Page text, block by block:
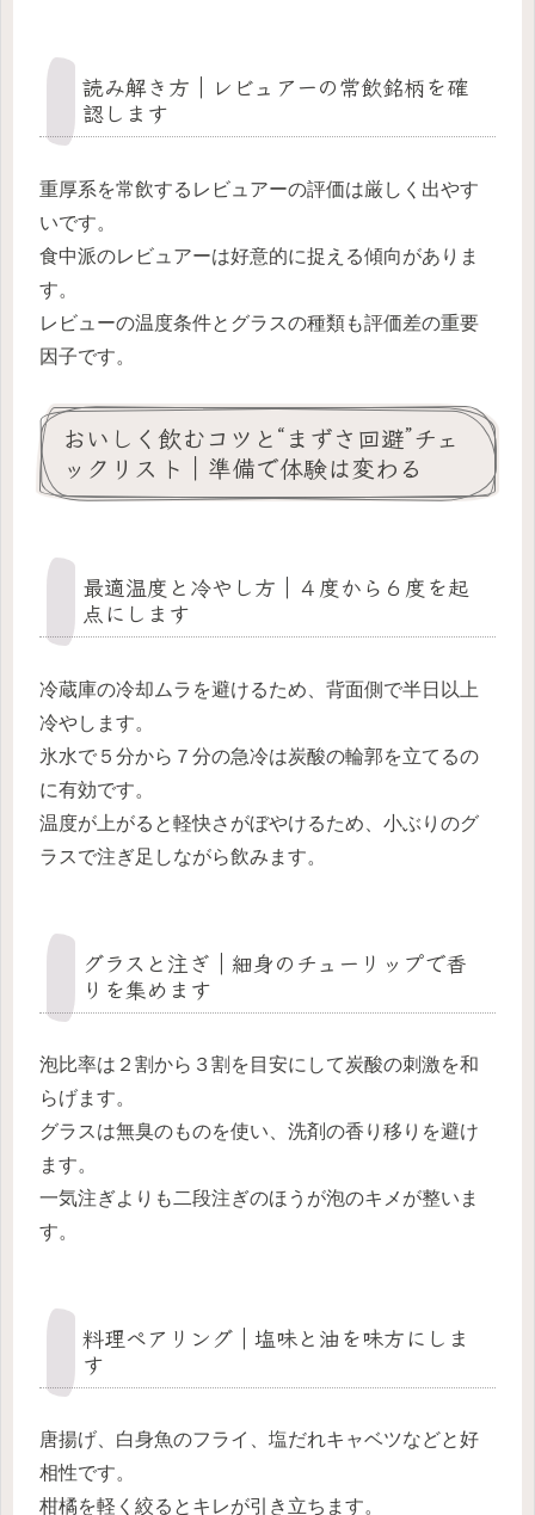
読み解き方｜レビュアーの常飲銘柄を確
認します
重厚系を常飲するレビュアーの評価は厳しく出やす
いです。
食中派のレビュアーは好意的に捉える傾向がありま
す。
レビューの温度条件とグラスの種類も評価差の重要
因子です。
おいしく飲むコツと“まずさ回避”チェ
ックリスト｜準備で体験は変わる
最適温度と冷やし方｜４度から６度を起
点にします
冷蔵庫の冷却ムラを避けるため、背面側で半日以上
冷やします。
氷水で５分から７分の急冷は炭酸の輪郭を立てるの
に有効です。
温度が上がると軽快さがぼやけるため、小ぶりのグ
ラスで注ぎ足しながら飲みます。
グラスと注ぎ｜細身のチューリップで香
りを集めます
泡比率は２割から３割を目安にして炭酸の刺激を和
らげます。
グラスは無臭のものを使い、洗剤の香り移りを避け
ます。
一気注ぎよりも二段注ぎのほうが泡のキメが整いま
す。
料理ペアリング｜塩味と油を味方にしま
す
唐揚げ、白身魚のフライ、塩だれキャベツなどと好
相性です。
柑橘を軽く絞るとキレが引き立ちます。